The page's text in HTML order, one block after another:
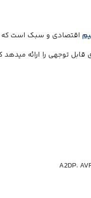
اقتصادی و سبک است که
توجهی را ارائه میدهد